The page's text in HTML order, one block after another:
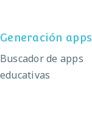
Generación apps
Buscador de apps
educativas